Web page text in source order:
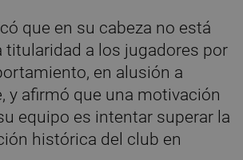
que en su cabeza no está
titularidad a los jugadores por
en alusión a
y afirmó que una motivación
equipo es intentar superar la
histórica del club en